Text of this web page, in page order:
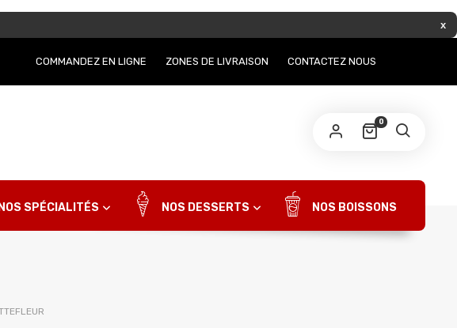
COMMANDEZ EN LIGNE ZONES DE LIVRAISON CONTACTEZ NOUS
0
NOS SPÉCIALITÉS NOS DESSERTS NOS BOISSONS